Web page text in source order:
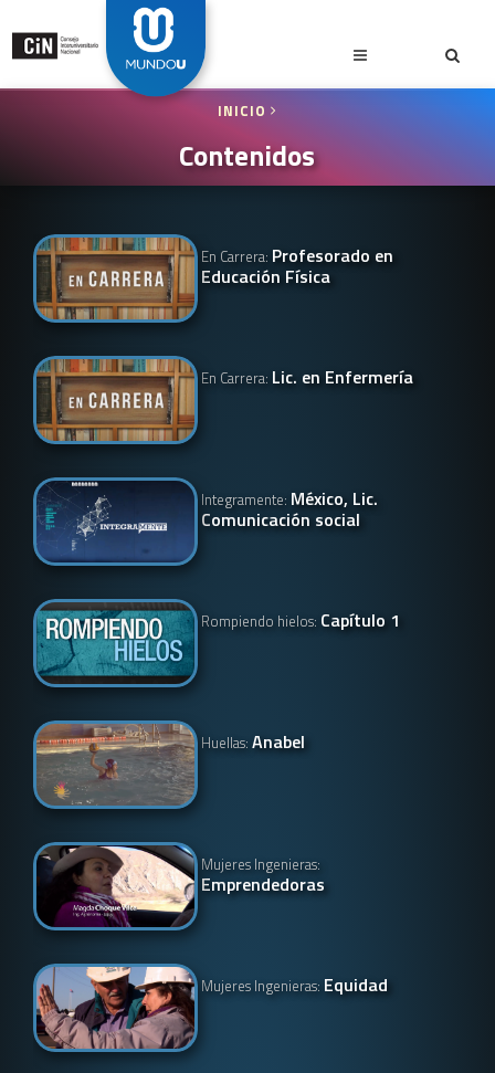
INICIO
Contenidos
En Carrera: Profesorado en
Educación Física
En Carrera: Lic. en Enfermería
Integramente: México, Lic.
Comunicación social
Rompiendo hielos: Capítulo 1
Huellas:Anabel
Mujeres Ingenieras:
Emprendedoras
Mujeres Ingenieras: Equidad